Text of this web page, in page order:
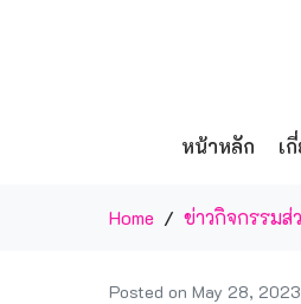
หน้าหลัก เ
Home ข่าวกิจกรรมส่
Posted on May 28, 2023